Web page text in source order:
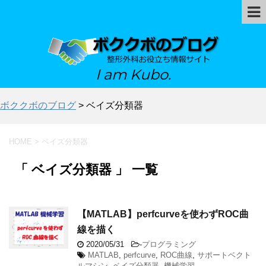
I am Kubo.
ボククボのブログ > ベイズ分類器
HOME > ベイズ分類器
「 ベイズ分類器 」 一覧
【MATLAB】perfcurveを使わずROC曲
線を描く
2020/05/31 -プログラミング
MATLAB
perfcurve ROC曲線 サポートベクト